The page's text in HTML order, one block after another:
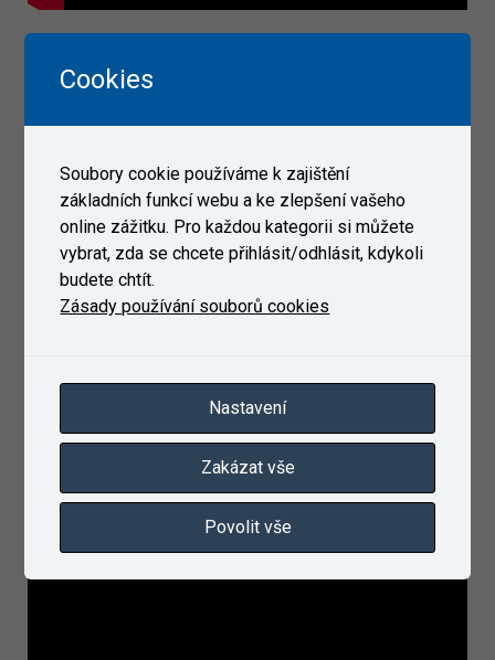
Ostatní:
Cookies
Soubory cookie používáme k zajištění
základních funkcí webu a ke zlepšení vašeho
online zážitku. Pro každou kategorii si můžete
vybrat, zda se chcete přihlásit/odhlásit, kdykoli
budete chtít.
Zásady používání souborů cookies
Nastavení
Zakázat vše
Povolit vše